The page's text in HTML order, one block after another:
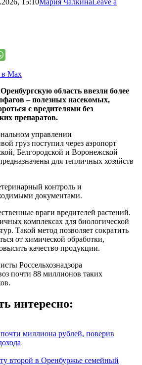
15:10Мария ЧалкинаLeave a
область ввезли более
– полезных насекомых,
с вредителями без
препаратов.
управлении
груз поступил через аэропорт
Белгородской и Воронежской
для тепличных хозяйств
контроль и
документами.
враги вредителей растений.
комплексах для биологической
Такой метод позволяет сократить
от химической обработки,
качество продукции.
Россельхознадзора
почти 88 миллионов таких
интересно:
миллиона рублей, поверив
второй в Оренбуржье семейный